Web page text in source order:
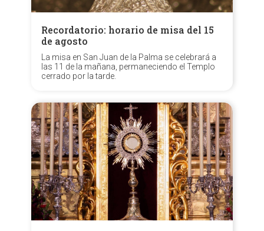
Recordatorio: horario de misa del 15
de agosto
La misa en San Juan de la Palma se celebrará a
las 11 de la mañana, permaneciendo el Templo
cerrado por la tarde.